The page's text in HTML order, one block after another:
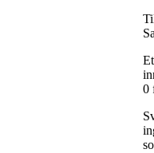
0